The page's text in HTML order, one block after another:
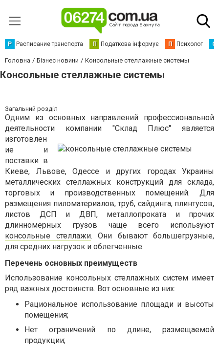
Р Расписание транспорта П Податкова інформує П Психолог С
Головна Бізнес новини Консольные стеллажные системы
Консольные стеллажные системы
Загальний розділ
Одним из основных направлений профессиональной
деятельности компании "Склад Плюс" является
изготовлен
ие и
поставки в
Киеве, Львове, Одессе и других городах Украины
металлических стеллажных конструкций для склада,
торговых и производственных помещений. Для
размещения пиломатериалов, труб, сайдинга, плинтусов,
листов ДСП и ДВП, металлопроката и прочих
длинномерных грузов чаще всего используют
консольные стеллажи. Они бывают большегрузные,
для средних нагрузок и облегченные.
Перечень основных преимуществ
Использование консольных стеллажных систем имеет
ряд важных достоинств. Вот основные из них:
Рациональное использование площади и высоты
помещения;
Нет ограничений по длине, размещаемой
продукции;